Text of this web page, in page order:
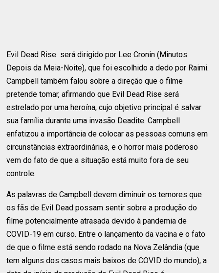
Evil Dead Rise será dirigido por Lee Cronin (Minutos
Depois da Meia-Noite), que foi escolhido a dedo por Raimi.
Campbell também falou sobre a direção que o filme
pretende tomar, afirmando que Evil Dead Rise será
estrelado por uma heroína, cujo objetivo principal é salvar
sua família durante uma invasão Deadite. Campbell
enfatizou a importância de colocar as pessoas comuns em
circunstâncias extraordinárias, e o horror mais poderoso
vem do fato de que a situação está muito fora de seu
controle.
As palavras de Campbell devem diminuir os temores que
os fãs de Evil Dead possam sentir sobre a produção do
filme potencialmente atrasada devido à pandemia de
COVID-19 em curso. Entre o lançamento da vacina e o fato
de que o filme está sendo rodado na Nova Zelândia (que
tem alguns dos casos mais baixos de COVID do mundo), a